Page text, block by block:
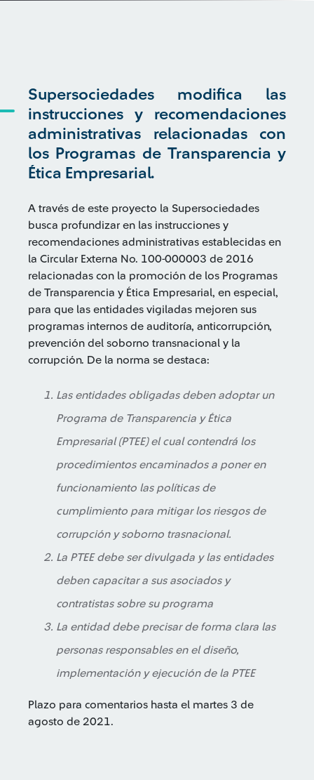
Supersociedades modifica las
instrucciones y recomendaciones
administrativas relacionadas con
los Programas de Transparencia y
Ética Empresarial.
A través de este proyecto la Supersociedades
busca profundizar en las instrucciones y
recomendaciones administrativas establecidas en
la Circular Externa No. 100-000003 de 2016
relacionadas con la promoción de los Programas
de Transparencia y Ética Empresarial, en especial,
para que las entidades vigiladas mejoren sus
programas internos de auditoría, anticorrupción,
prevención del soborno transnacional y la
corrupción. De la norma se destaca:
Las entidades obligadas deben adoptar un
Programa de Transparencia y Ética
Empresarial (PTEE) el cual contendrá los
procedimientos encaminados a poner en
funcionamiento las políticas de
cumplimiento para mitigar los riesgos de
corrupción y soborno trasnacional.
La PTEE debe ser divulgada y las entidades
deben capacitar a sus asociados y
contratistas sobre su programa
La entidad debe precisar de forma clara las
personas responsables en el diseño,
implementación y ejecución de la PTEE
Plazo para comentarios hasta el martes 3 de
agosto de 2021.